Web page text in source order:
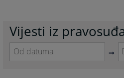
Vijesti iz